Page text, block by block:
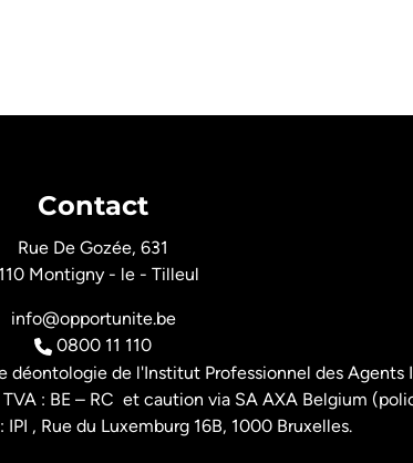
Contact
Rue De Gozée, 631
Montigny - le - Tilleul
info@opportunite.be
0800 11 110
déontologie de l'Institut Professionnel des Agents
: BE – RC et caution via SA AXA Belgium
, Rue du Luxemburg 16B, 1000 Bruxelles.